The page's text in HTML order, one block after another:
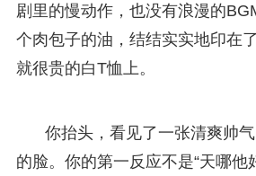
剧里的慢动作，也没有浪漫的
个肉包子的油，结结实实地印在
就很贵的白T恤上。
你抬头，看见了一张清爽帅
的脸。你的第一反应不是“天哪他